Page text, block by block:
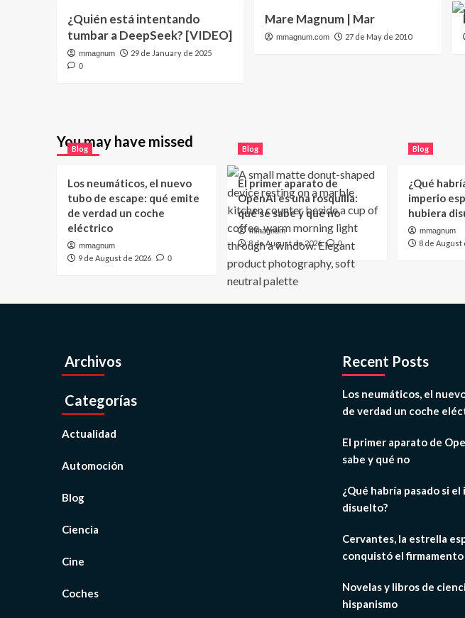
¿Quién está intentando
tumbar a DeepSeek? [VIDEO]
mmagnum 29 de January de 2025
0
Mare Magnum | Mar
mmagnum.com 27 de May de 2010
You may have missed
Blog
Los neumáticos, el nuevo
tubo de escape: qué emite
de verdad un coche
eléctrico
mmagnum
9 de August de 2026 0
Blog
El primer aparato de
OpenAI es una rosquilla:
qué se sabe y qué no
mmagnum
8 de August de 2026 0
Blog
¿Qué
imperio
hubiera
mmagnum
8 de August
Archivos
Categorías
Actualidad
Automoción
Blog
Ciencia
Cine
Coches
Recent Posts
Los neumáticos, el
de verdad un coche
El primer aparato de
sabe y qué no
¿Qué habría pasado si
disuelto?
Cervantes, la estrella
conquistó el firmamento
Novelas y libros de
hispanismo